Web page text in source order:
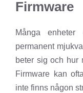
Firmware
Många
permanent
beter sig och hur
Firmware kan
inte finns någon